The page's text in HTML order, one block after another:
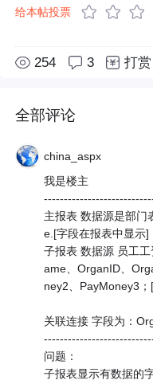
给本帖投票
254 3 打赏
全部评论
china_aspx
我是楼主
主报表 数据源是部门
e.[字段在报表中显示]
子报表 数据源 员工
ame、OrganID、
ney2、PayMoney3
关联连接 字段为：
问题：
子报表显示有数据的